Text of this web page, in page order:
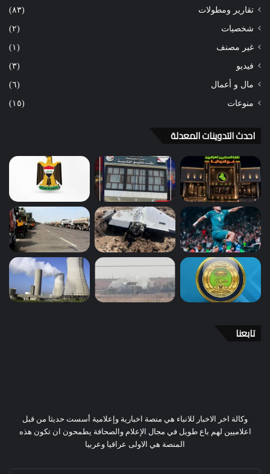
تقارير ومطولات (٨٣)
شخصيات (٢)
غير مصنف (١)
فيديو (٣)
مال و أعمال (٦)
منوعات (١٥)
احدث التدوينات المعدلة
تابعنا
وكالة اخر الاخبار للانباء هي منصة اخبارية وإعلامية أسست حديثا من قبل
اعلاميين لهم باع طويل في مجال الإعلام والصحافة يطمحون ان تكون هذه
المنصة هي الاولى عراقيا وعربيا